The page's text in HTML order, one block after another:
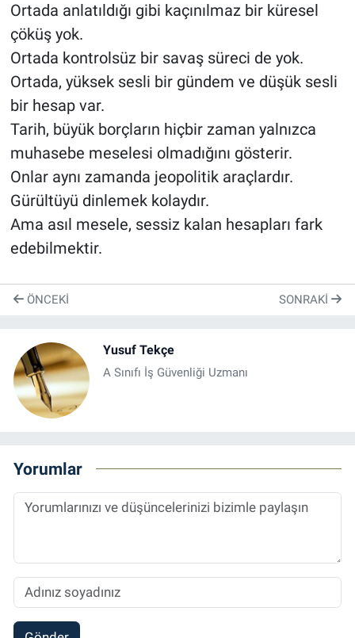
Ortada anlatıldığı gibi kaçınılmaz bir küresel
çöküş yok.
Ortada kontrolsüz bir savaş süreci de yok.
Ortada, yüksek sesli bir gündem ve düşük sesli
bir hesap var.
Tarih, büyük borçların hiçbir zaman yalnızca
muhasebe meselesi olmadığını gösterir.
Onlar aynı zamanda jeopolitik araçlardır.
Gürültüyü dinlemek kolaydır.
Ama asıl mesele, sessiz kalan hesapları fark
edebilmektir.
ÖNCEKI SONRAKI
Yusuf Tekçe
A Sınıfı İş Güvenliği Uzmanı
Yorumlar